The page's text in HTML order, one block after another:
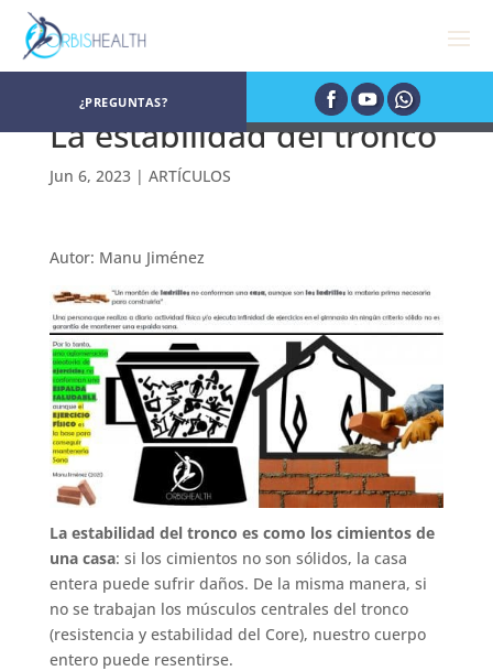
¿PREGUNTAS?
La estabilidad del tronco
Jun 6, 2023| ARTÍCULOS
Autor: Manu Jiménez
La estabilidad del tronco es como los cimientos de
una casa: si los cimientos no son sólidos, la casa
entera puede sufrir daños. De la misma manera, si
no se trabajan los músculos centrales del tronco
(resistencia y estabilidad del Core), nuestro cuerpo
entero puede resentirse.